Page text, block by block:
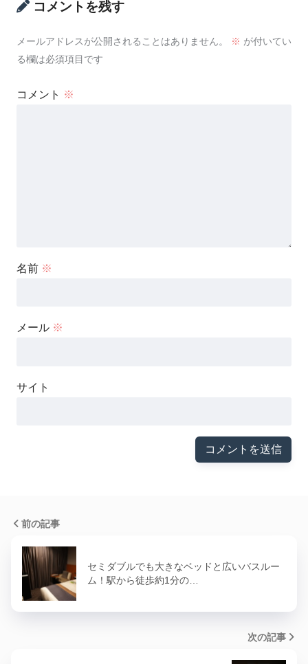
コメントを残す
メールアドレスが公開されることはありません。 ※ が付いてい
る欄は必須項目です
コメント ※
名前 ※
メール ※
サイト
前の記事
セミダブルでも大きなベッドと広いバスルー
ム！駅から徒歩約1分の…
次の記事